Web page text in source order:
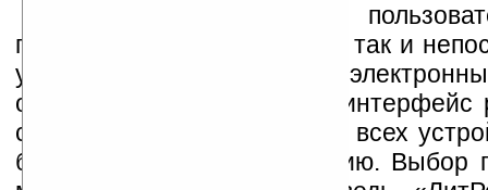
доступен
персонального компьютера, так и
устройства для чтения
облегчения доступа через интерфейс
сайта прописан в прошивке всех
будут поставляться в Россию. Выбор